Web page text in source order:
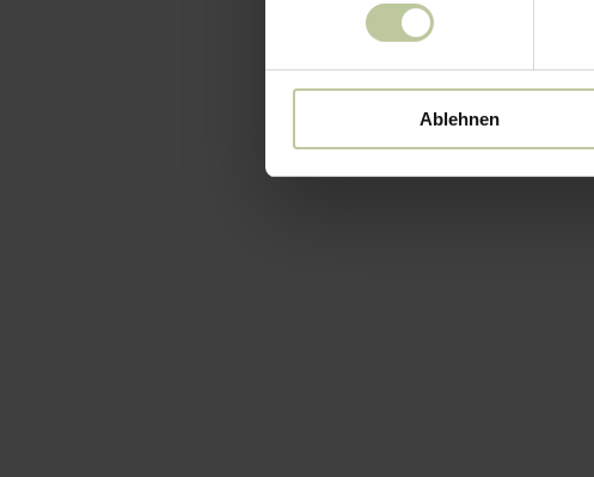
Ablehnen